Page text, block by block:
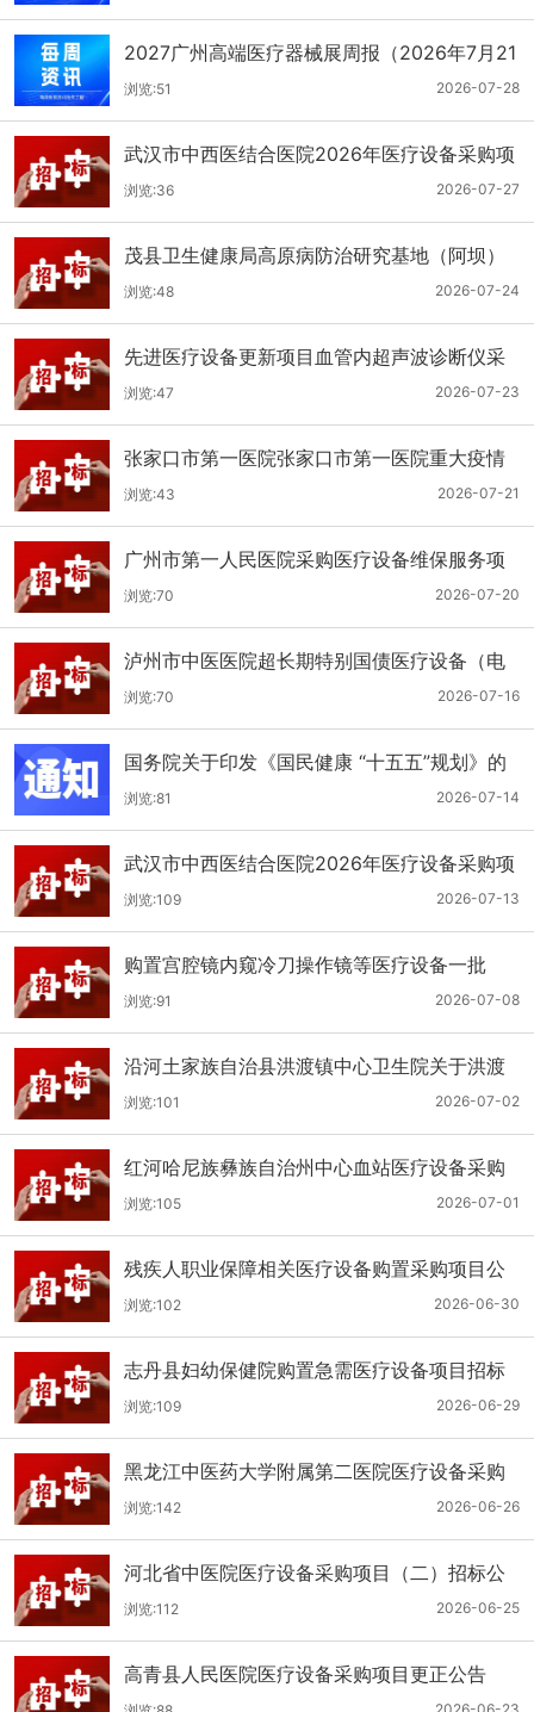
2027广州高端医疗器械展周报（2026年7月21
-27日）
2026-07-28
浏览:51
武汉市中西医结合医院2026年医疗设备采购项
目三十三公开招标公告
2026-07-27
浏览:36
茂县卫生健康局高原病防治研究基地（阿坝）
手术、急救及生命支持类医疗设备购置项目招
标公告
2026-07-24
浏览:48
先进医疗设备更新项目血管内超声波诊断仪采
购（三次）公开招标公告
2026-07-23
浏览:47
张家口市第一医院张家口市第一医院重大疫情
救治基地手术室及重症监护室医疗设备采购项
目更正公告
2026-07-21
浏览:43
广州市第一人民医院采购医疗设备维保服务项
目（2026年第1批）(二次)（项目编号：GZSY-
2026FW-06）采购更正公告
2026-07-20
浏览:70
泸州市中医医院超长期特别国债医疗设备（电
子胃肠镜系统）采购更正公告（第二次）2026-07-16
浏览:70
国务院关于印发《国民健康 “十五五”规划》的
通知
2026-07-14
浏览:81
武汉市中西医结合医院2026年医疗设备采购项
目四公开招标公告
2026-07-13
浏览:109
购置宫腔镜内窥冷刀操作镜等医疗设备一批
（双盲+远程异地+分散）
2026-07-08
浏览:91
沿河土家族自治县洪渡镇中心卫生院关于洪渡
镇中心卫生院县域医疗次中心医疗设备采购项
目的公开招标公告
2026-07-02
浏览:101
红河哈尼族彝族自治州中心血站医疗设备采购
（二次）公开招标公告
2026-07-01
浏览:105
残疾人职业保障相关医疗设备购置采购项目公
开招标招标公告
2026-06-30
浏览:102
志丹县妇幼保健院购置急需医疗设备项目招标
公告
2026-06-29
浏览:109
黑龙江中医药大学附属第二医院医疗设备采购
(二次)招标公告
2026-06-26
浏览:142
河北省中医院医疗设备采购项目（二）招标公
告
2026-06-25
浏览:112
高青县人民医院医疗设备采购项目更正公告